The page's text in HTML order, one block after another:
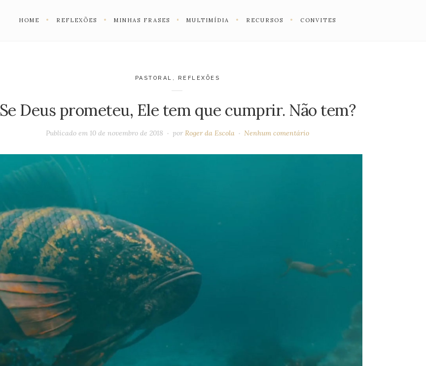
HOME REFLEXÕES MINHAS FRASES MULTIMÍDIA RECURSOS CONVITES
PASTORAL , REFLEXÕES
Se Deus prometeu, Ele tem que cumprir. Não tem?
Publicado em 10 de novembro de 2018 por Roger da Escola Nenhum comentário